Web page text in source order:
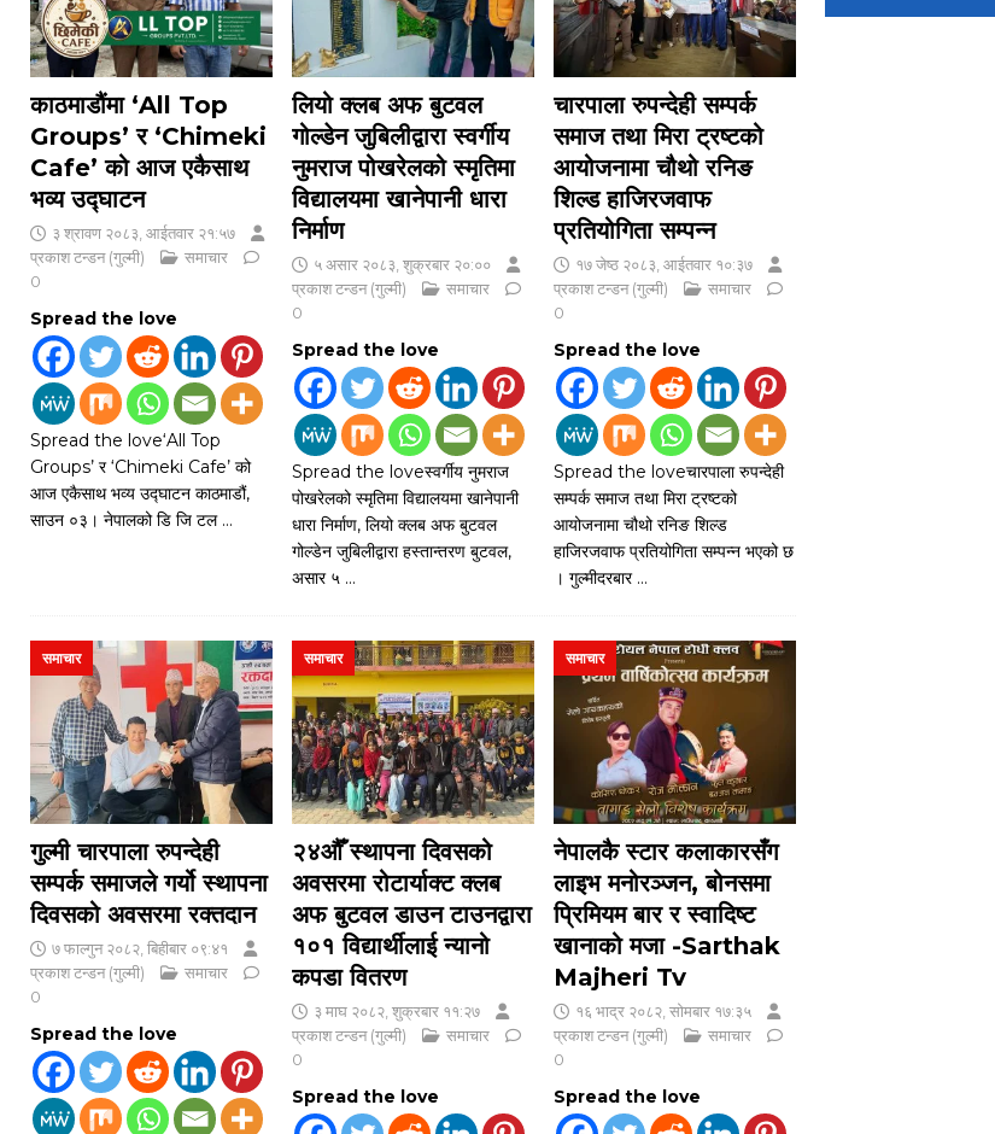
काठमाडौंमा ‘All Top
Groups’ र ‘Chimeki
Cafe’ को आज एकैसाथ
भव्य उद्घाटन
३ श्रावण २०८३, आईतवार २१:५७
प्रकाश टन्डन (गुल्मी)
समाचार
0
Spread the love
Spread the love‘All Top
Groups’ र ‘Chimeki Cafe’ को
आज एकैसाथ भव्य उद्घाटन काठमाडौं,
साउन ०३। नेपालको डि जि टल …
लियो क्लब अफ बुटवल
गोल्डेन जुबिलीद्वारा स्वर्गीय
नुमराज पोखरेलको स्मृतिमा
विद्यालयमा खानेपानी धारा
निर्माण
५ असार २०८३, शुक्रबार २०:००
प्रकाश टन्डन (गुल्मी)
समाचार
0
Spread the love
Spread the loveस्वर्गीय नुमराज
पोखरेलको स्मृतिमा विद्यालयमा खानेपानी
धारा निर्माण, लियो क्लब अफ बुटवल
गोल्डेन जुबिलीद्वारा हस्तान्तरण बुटवल,
असार ५ …
चारपाला रुपन्देही सम्पर्क
समाज तथा मिरा ट्रष्टको
आयोजनामा चौथो रनिङ
शिल्ड हाजिरजवाफ
प्रतियोगिता सम्पन्न
१७ जेष्ठ २०८३, आईतवार १०:३७
प्रकाश टन्डन (गुल्मी)
समाचार
0
Spread the love
Spread the loveचारपाला रुपन्देही
सम्पर्क समाज तथा मिरा ट्रष्टको
आयोजनामा चौथो रनिङ शिल्ड
हाजिरजवाफ प्रतियोगिता सम्पन्न भएको छ
। गुल्मीदरबार …
समाचार
गुल्मी चारपाला रुपन्देही
सम्पर्क समाजले गर्यो स्थापना
दिवसको अवसरमा रक्तदान
७ फाल्गुन २०८२, बिहीबार ०९:४१
प्रकाश टन्डन (गुल्मी)
समाचार
0
Spread the love
समाचार
२४औँ स्थापना दिवसको
अवसरमा रोटार्याक्ट क्लब
अफ बुटवल डाउन टाउनद्वारा
१०१ विद्यार्थीलाई न्यानो
कपडा वितरण
३ माघ २०८२, शुक्रबार ११:२७
प्रकाश टन्डन (गुल्मी)
समाचार
0
Spread the love
समाचार
नेपालकै स्टार कलाकारसँग
लाइभ मनोरञ्जन, बोनसमा
प्रिमियम बार र स्वादिष्ट
खानाको मजा -Sarthak
Majheri Tv
१६ भाद्र २०८२, सोमबार १७:३५
प्रकाश टन्डन (गुल्मी)
समाचार
0
Spread the love